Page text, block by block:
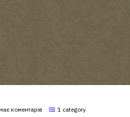
коментарів 1 category